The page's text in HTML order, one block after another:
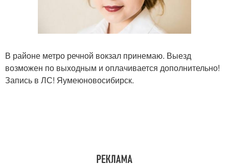
В районе метро речной вокзал принемаю. Выезд
возможен по выходным и оплачивается дополнительно!
Запись в ЛС! Яумеюновосибирск.